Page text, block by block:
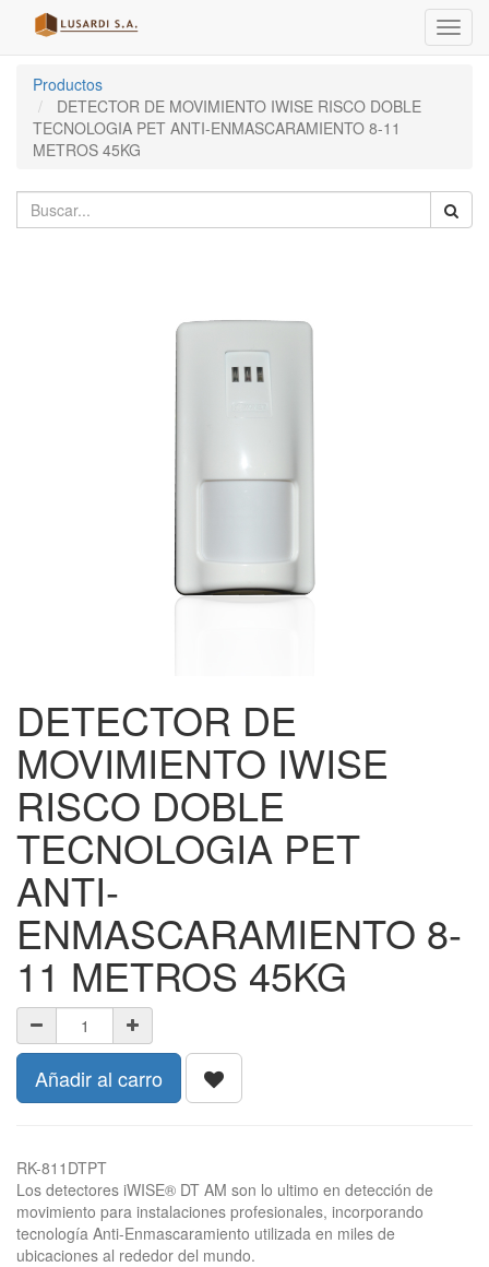
Menú
de
Productos
DETECTOR DE MOVIMIENTO IWISE RISCO DOBLE
TECNOLOGIA PET ANTI-ENMASCARAMIENTO 8-11
METROS 45KG
DETECTOR DE
MOVIMIENTO IWISE
RISCO DOBLE
TECNOLOGIA PET
ANTI-
ENMASCARAMIENTO 8-
11 METROS 45KG
Añadir al carro
RK-811DTPT
Los detectores iWISE® DT AM son lo ultimo en detección de
movimiento para instalaciones profesionales, incorporando
tecnología Anti-Enmascaramiento utilizada en miles de
ubicaciones al rededor del mundo.